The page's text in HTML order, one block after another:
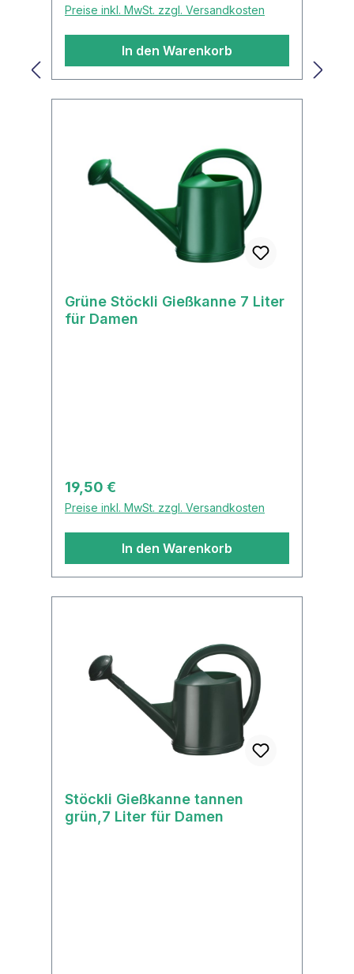
Preise inkl. MwSt. zzgl. Versandkosten
In den Warenkorb
Grüne Stöckli Gießkanne 7 Liter
für Damen
Regulärer Preis:
19,50 €
Preise inkl. MwSt. zzgl. Versandkosten
In den Warenkorb
Stöckli Gießkanne tannen
grün,7 Liter für Damen